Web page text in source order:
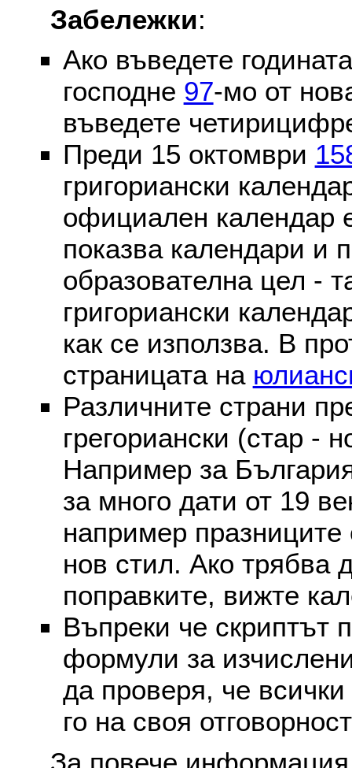
Забележки:
Ако въведете
господне 97-мо от
въведете
Преди 15 октомври
григориански
официален календар
показва календари и
образователна цел -
григориански
как се използва. В
страницата на
Различните страни
грегориански (стар -
Например за
за много дати от 19
например празниците
нов стил. Ако трябва
поправките, вижте
Въпреки че скриптът
формули за
да проверя, че
го на своя